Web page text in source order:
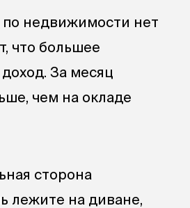
по недвижимости нет
что большее
За месяц
чем на окладе
сторона
лежите на диване,